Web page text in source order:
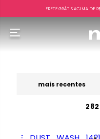
FRETE GRÁTIS ACIMA DE R$449
mais recentes
282